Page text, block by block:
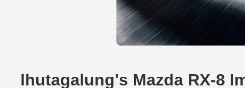
lhutagalung's Mazda RX-8